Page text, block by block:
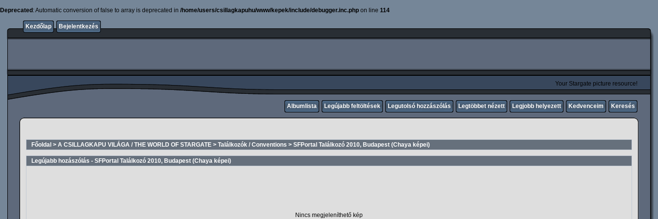
Deprecated : Automatic conversion of false to array is deprecated in /home/users/csillagkapuhu/www/kepek/include/debugger.inc.php on line 114
Kezdőlap Bejelentkezés
Your Stargate picture resource!
Albumlista Legújabb feltöltések Legutolsó hozzászólás Legtöbbet nézett Legjobb helyezett Kedvenceim Keresés
Főoldal > A CSILLAGKAPU VILÁGA / THE WORLD OF STARGATE > Találkozók / Conventions > SFPortal Találkozó 2010, Budapest (Chaya képei)
Legújabb hozászólás - SFPortal Találkozó 2010, Budapest (Chaya képei)
Nincs megjeleníthető kép